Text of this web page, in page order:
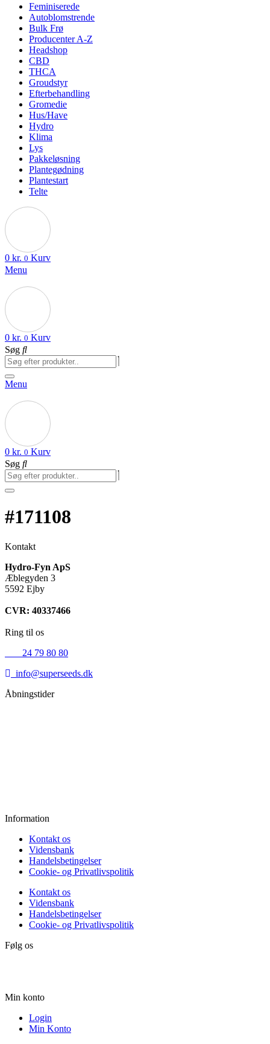
Feminiserede
Autoblomstrende
Bulk Frø
Producenter A-Z
Headshop
CBD
THCA
Groudstyr
Efterbehandling
Gromedie
Hus/Have
Hydro
Klima
Lys
Pakkeløsning
Plantegødning
Plantestart
Telte
0 kr. 0 Kurv
Menu
0 kr. 0 Kurv
Søg
Menu
0 kr. 0 Kurv
Søg
#171108
Kontakt
Hydro-Fyn ApS
Æblegyden 3
5592 Ejby
CVR: 40337466
Ring til os
24 79 80 80
info@superseeds.dk
Åbningstider
Information
Kontakt os
Vidensbank
Handelsbetingelser
Cookie- og Privatlivspolitik
Kontakt os
Vidensbank
Handelsbetingelser
Cookie- og Privatlivspolitik
Følg os
Min konto
Login
Min Konto